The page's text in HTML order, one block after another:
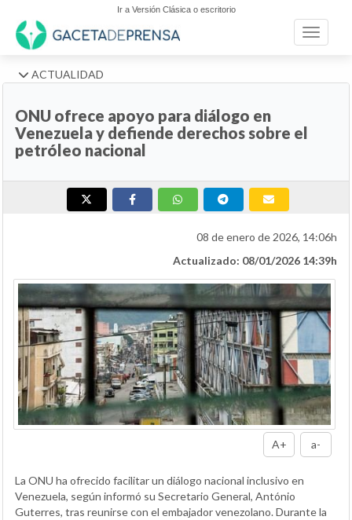
Ir a Versión Clásica o escritorio
Toggle
ACTUALIDAD
ONU ofrece apoyo para diálogo en
Venezuela y defiende derechos sobre el
petróleo nacional
08 de enero de 2026, 14:06h
Actualizado: 08/01/2026 14:39h
A+ a-
La ONU ha ofrecido facilitar un diálogo nacional inclusivo en
Venezuela, según informó su Secretario General, António
Guterres, tras reunirse con el embajador venezolano. Durante la